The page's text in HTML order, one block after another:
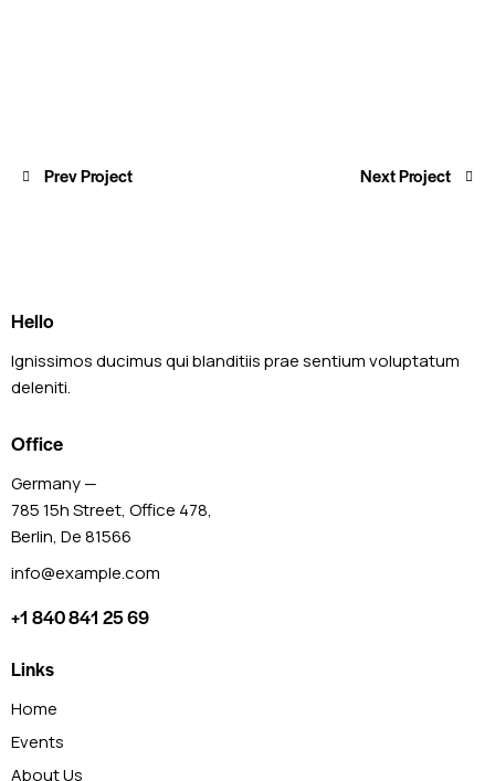
Prev Project Next Project
Hello
Ignissimos ducimus qui blanditiis prae sentium voluptatum
deleniti.
Office
Germany —
785 15h Street, Office 478,
Berlin, De 81566
info@example.com
+1 840 841 25 69
Links
Home
Events
About Us